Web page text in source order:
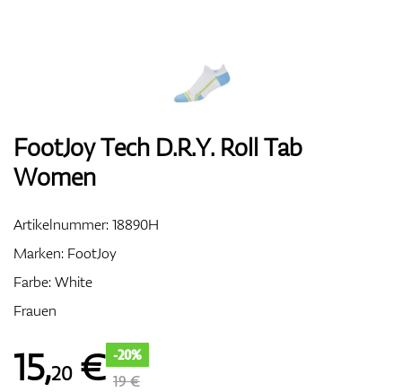
Bags
Entfernungsmesser & GPS
FootJoy Tech D.R.Y. Roll Tab
Women
Artikelnummer:18890H
Marken: FootJoy
Farbe: White
Frauen
15,20€ -20%
19 €